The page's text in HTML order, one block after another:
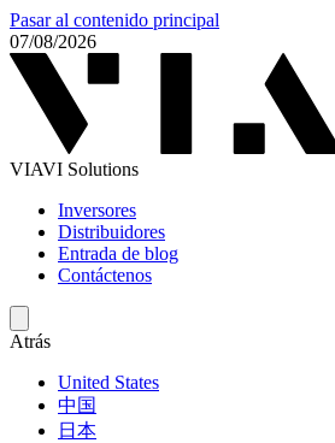
Pasar al contenido principal
07/08/2026
VIAVI Solutions
Inversores
Distribuidores
Entrada de blog
Contáctenos
Atrás
United States
中国
日本